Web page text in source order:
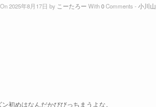
On 2025年8月17日 by こーたろー With0Comments - 小川山
初めはなんだかびびっちまうよな。